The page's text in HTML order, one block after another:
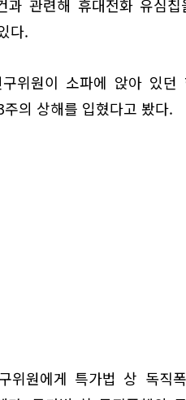
과 관련해 휴대전화 유심
다.
위원이 소파에 앉아 있
의 상해를 입혔다고 봤다.
위원에게 특가법 상 독직